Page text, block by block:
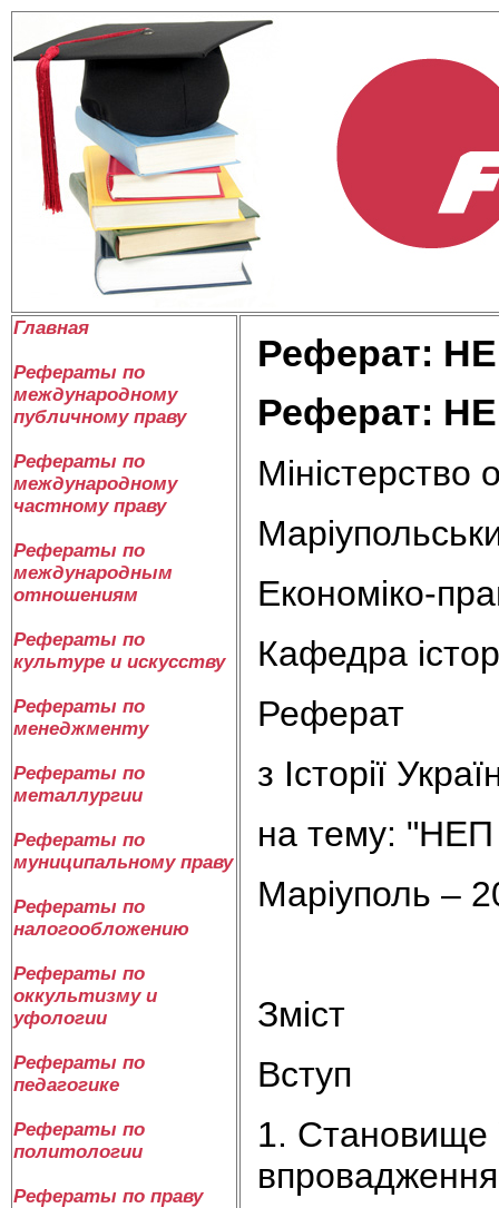
Главная
Рефераты по
международному
публичному праву
Рефераты по
международному
частному праву
Рефераты по
международным
отношениям
Рефераты по
культуре и искусству
Рефераты по
менеджменту
Рефераты по
металлургии
Рефераты по
муниципальному праву
Рефераты по
налогообложению
Рефераты по
оккультизму и
уфологии
Рефераты по
педагогике
Рефераты по
политологии
Рефераты по праву
Реферат:
Реферат:
Міністерство
Економіко-
Кафедра
Реферат
з Історії
на тему: "НЕП
Маріуполь –
Зміст
Вступ
1. Становище